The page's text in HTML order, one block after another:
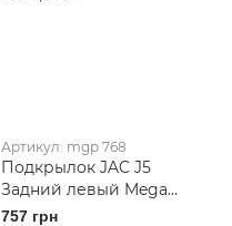
Артикул: mgp 768
Подкрылок JAC J5
Задний левый Mega
Locker Защита арок
757 грн